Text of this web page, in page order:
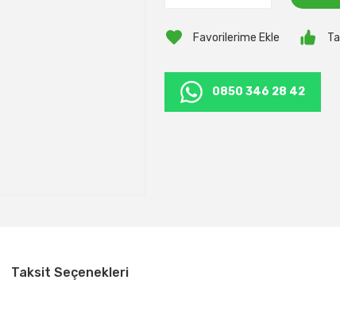
0850 346 28 42
Taksit Seçenekleri